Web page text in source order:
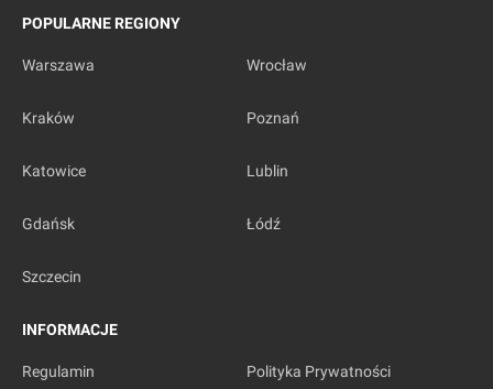
POPULARNE REGIONY
Warszawa Wrocław
Kraków Poznań
Katowice Lublin
Gdańsk Łódź
Szczecin
INFORMACJE
Regulamin Polityka Prywatności